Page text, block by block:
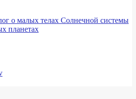
о малых телах Солнечной системы
планетах